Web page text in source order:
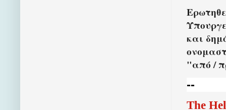
και
"από /
--
The